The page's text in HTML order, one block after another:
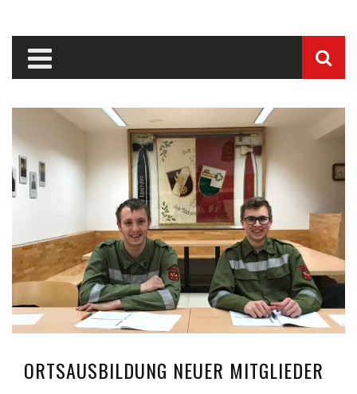
ORTSAUSBILDUNG NEUER MITGLIEDER